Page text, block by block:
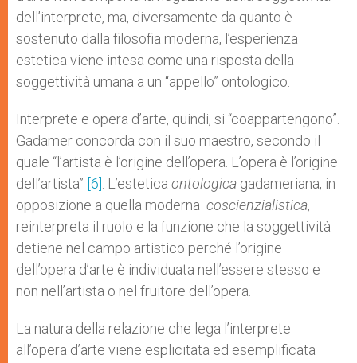
dell’interprete, ma, diversamente da quanto è
sostenuto dalla filosofia moderna, l’esperienza
estetica viene intesa come una risposta della
soggettività umana a un “appello” ontologico.
Interprete e opera d’arte, quindi, si “coappartengono”.
Gadamer concorda con il suo maestro, secondo il
quale “l’artista è l’origine dell’opera. L’opera è l’origine
dell’artista” [6] . L’estetica ontologica gadameriana, in
opposizione a quella moderna coscienzialistica,
reinterpreta il ruolo e la funzione che la soggettività
detiene nel campo artistico perché l’origine
dell’opera d’arte è individuata nell’essere stesso e
non nell’artista o nel fruitore dell’opera.
La natura della relazione che lega l’interprete
all’opera d’arte viene esplicitata ed esemplificata